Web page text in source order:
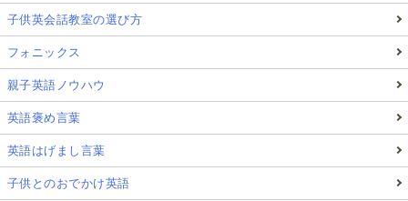
子供英会話教室の選び方
フォニックス
親子英語ノウハウ
英語褒め言葉
英語はげまし言葉
子供とのおでかけ英語